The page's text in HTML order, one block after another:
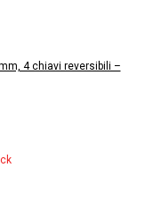
4 chiavi reversibili –